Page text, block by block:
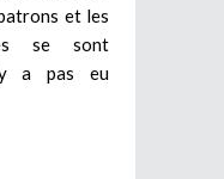
et les
se sont
a pas eu